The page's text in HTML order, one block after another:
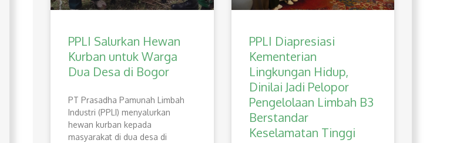
PPLI Salurkan Hewan
Kurban untuk Warga
Dua Desa di Bogor
PT Prasadha Pamunah Limbah
Industri (PPLI) menyalurkan
hewan kurban kepada
masyarakat di dua desa di
PPLI Diapresiasi
Kementerian
Lingkungan Hidup,
Dinilai Jadi Pelopor
Pengelolaan Limbah B3
Berstandar
Keselamatan Tinggi